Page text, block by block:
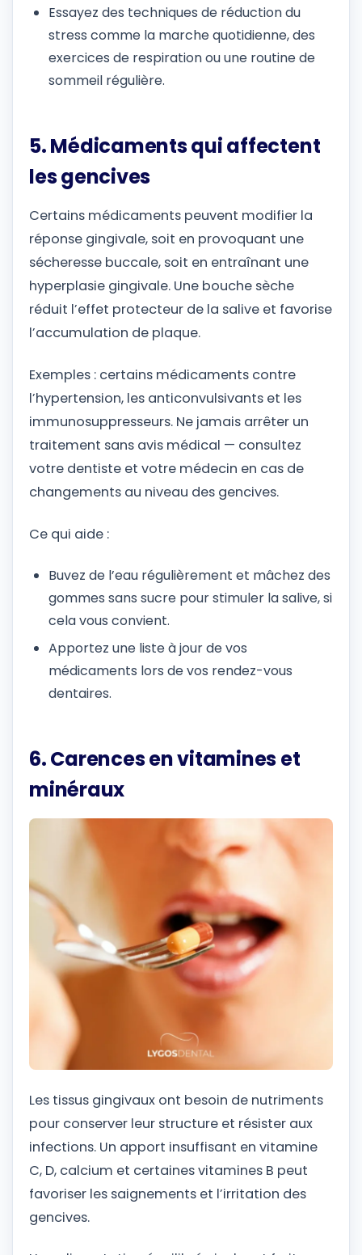
Essayez des techniques de réduction du
stress comme la marche quotidienne, des
exercices de respiration ou une routine de
sommeil régulière.
5. Médicaments qui affectent
les gencives
Certains médicaments peuvent modifier la
réponse gingivale, soit en provoquant une
sécheresse buccale, soit en entraînant une
hyperplasie gingivale. Une bouche sèche
réduit l’effet protecteur de la salive et favorise
l’accumulation de plaque.
Exemples : certains médicaments contre
l’hypertension, les anticonvulsivants et les
immunosuppresseurs. Ne jamais arrêter un
traitement sans avis médical — consultez
votre dentiste et votre médecin en cas de
changements au niveau des gencives.
Ce qui aide :
Buvez de l’eau régulièrement et mâchez des
gommes sans sucre pour stimuler la salive, si
cela vous convient.
Apportez une liste à jour de vos
médicaments lors de vos rendez-vous
dentaires.
6. Carences en vitamines et
minéraux
Les tissus gingivaux ont besoin de nutriments
pour conserver leur structure et résister aux
infections. Un apport insuffisant en vitamine
C, D, calcium et certaines vitamines B peut
favoriser les saignements et l’irritation des
gencives.